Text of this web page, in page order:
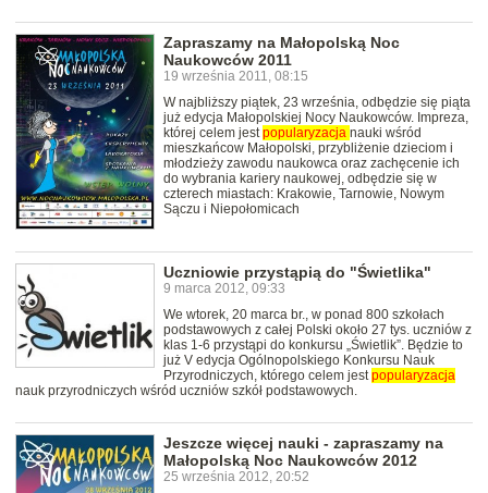
Zapraszamy na Małopolską Noc
Naukowców 2011
19 września 2011, 08:15
W najbliższy piątek, 23 września, odbędzie się piąta
już edycja Małopolskiej Nocy Naukowców. Impreza,
której celem jestpopularyzacja nauki wśród
mieszkańcow Małopolski, przybliżenie dzieciom i
młodzieży zawodu naukowca oraz zachęcenie ich
do wybrania kariery naukowej, odbędzie się w
czterech miastach: Krakowie, Tarnowie, Nowym
Sączu i Niepołomicach
Uczniowie przystąpią do "Świetlika"
9 marca 2012, 09:33
We wtorek, 20 marca br., w ponad 800 szkołach
podstawowych z całej Polski około 27 tys. uczniów z
klas 1-6 przystąpi do konkursu „Świetlik”. Będzie to
już V edycja Ogólnopolskiego Konkursu Nauk
Przyrodniczych, którego celem jest popularyzacja
nauk przyrodniczych wśród uczniów szkół podstawowych.
Jeszcze więcej nauki - zapraszamy na
Małopolską Noc Naukowców 2012
25 września 2012, 20:52